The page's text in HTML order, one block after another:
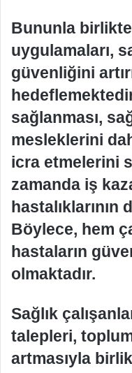
Bununla
uygulamaları,
güvenliğini
sağlanması,
mesleklerini
icra etmelerini
zamanda iş
Böylece, hem
hastaların
olmaktadır.
Sağlık
talepleri,
artmasıyla